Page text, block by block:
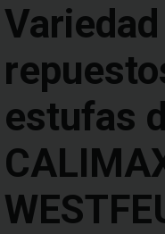
estufas